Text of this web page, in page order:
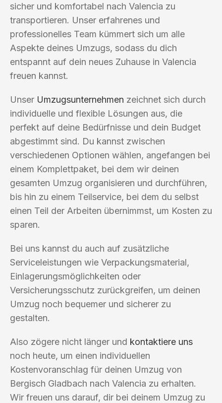
sicher und komfortabel nach Valencia zu
transportieren. Unser erfahrenes und
professionelles Team kümmert sich um alle
Aspekte deines Umzugs, sodass du dich
entspannt auf dein neues Zuhause in Valencia
freuen kannst.
Unser Umzugsunternehmen zeichnet sich durch
individuelle und flexible Lösungen aus, die
perfekt auf deine Bedürfnisse und dein Budget
abgestimmt sind. Du kannst zwischen
verschiedenen Optionen wählen, angefangen bei
einem Komplettpaket, bei dem wir deinen
gesamten Umzug organisieren und durchführen,
bis hin zu einem Teilservice, bei dem du selbst
einen Teil der Arbeiten übernimmst, um Kosten zu
sparen.
Bei uns kannst du auch auf zusätzliche
Serviceleistungen wie Verpackungsmaterial,
Einlagerungsmöglichkeiten oder
Versicherungsschutz zurückgreifen, um deinen
Umzug noch bequemer und sicherer zu
gestalten.
Also zögere nicht länger und kontaktiere uns
noch heute, um einen individuellen
Kostenvoranschlag für deinen Umzug von
Bergisch Gladbach nach Valencia zu erhalten.
Wir freuen uns darauf, dir bei deinem Umzug zu